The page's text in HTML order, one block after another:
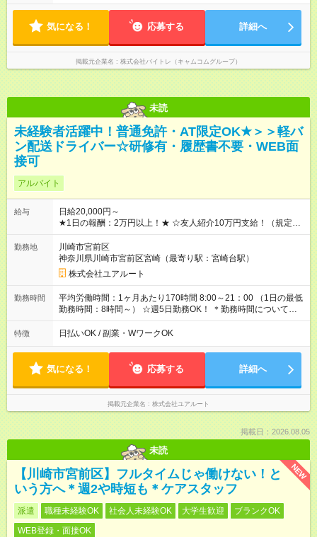
気になる！ 応募する 詳細へ
掲載元企業名 株式会社バイトレ（キャムコムグループ）
未読
未経験者活躍中！普通免許・AT限定OK★＞＞軽バ
ン配送ドライバー☆研修有・履歴書不要・WEB面
接可
アルバイト
給与
日給20,000円～
★1日の報酬：2万円以上！★ ☆友人紹介10万円支給！（規定あ
り） ☆前払い・週払いOK！ 【月報酬（例）】 宅配便×125個を
配送した場合 日給2万2500円×月24日稼働 ⇒月収54万円 【年間
報酬（例）】 想定年収：648万円以上 【試用期間】試用期間な
し
勤務地
川崎市宮前区
神奈川県川崎市宮前区宮崎（最寄り駅：宮崎台駅）
株式会社ユアルート
勤務時間
平均労働時間：1ヶ月あたり170時間 8:00～21：00 （1日の最低
勤務時間：8時間～） ☆週5日勤務OK！ ＊勤務時間については
お気軽にご相談ください！ 平均労働時間：1ヶ月あたり170時間
8:00～21：00 （1日の最低勤務時間：8時間～） ☆週5日勤務
特徴 日払いOK / 副業・WワークOK
気になる！ 応募する 詳細へ
掲載元企業名 株式会社ユアルート
掲載日：2026.08.05
未読
NEW
【川崎市宮前区】フルタイムじゃ働けない！と
いう方へ＊週2や時短も＊ケアスタッフ
派遣 職種未経験OK 社会人未経験OK 大学生歓迎
ブランクOK
WEB登録・面接OK